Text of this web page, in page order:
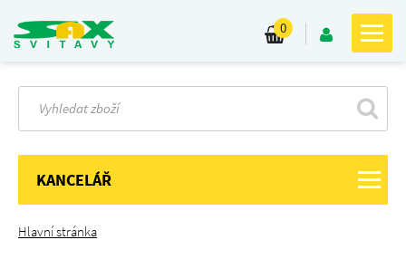
0
KANCELÁŘ
Hlavní stránka